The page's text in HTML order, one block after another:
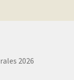
2026